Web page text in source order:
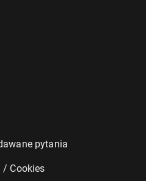
pytania
/ Cookies